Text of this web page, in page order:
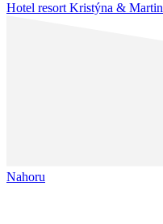
Hotel resort Kristýna & Martin
Nahoru